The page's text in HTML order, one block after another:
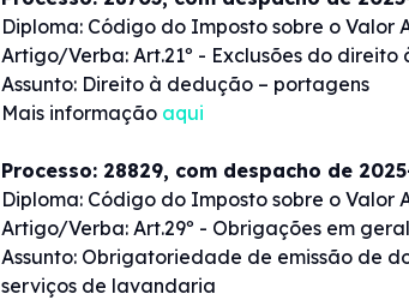
Diploma: Código do Imposto sobre o Valor
Artigo/Verba: Art.21º - Exclusões do
Assunto: Direito à dedução – portagens
Mais informação aqui
Processo: 28829, com despacho de
Diploma: Código do Imposto sobre o Valor
Artigo/Verba: Art.29º - Obrigações em geral
Assunto: Obrigatoriedade de emissão de
serviços de lavandaria